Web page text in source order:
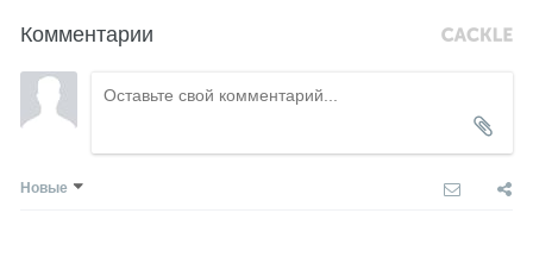
Комментарии
Новые